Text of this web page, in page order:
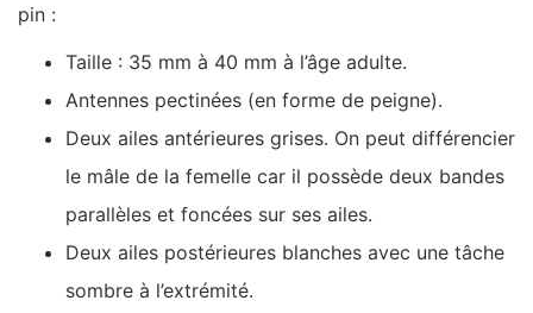
pin :
Taille : 35 mm à 40 mm à l’âge adulte.
Antennes pectinées (en forme de peigne).
Deux ailes antérieures grises. On peut différencier
le mâle de la femelle car il possède deux bandes
parallèles et foncées sur ses ailes.
Deux ailes postérieures blanches avec une tâche
sombre à l’extrémité.